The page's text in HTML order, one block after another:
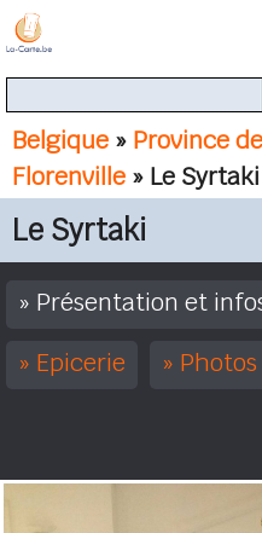
Belgique » Province
Florenville » Le Syrtaki
Le Syrtaki
Présentation et
Epicerie
Photos